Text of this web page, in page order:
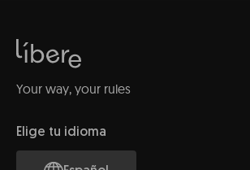
Your way, your rules
Elige tu idioma